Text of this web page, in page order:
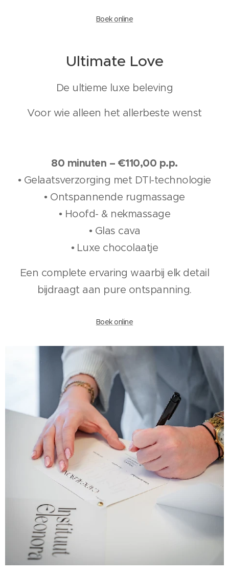
Boek online
Ultimate Love
De ultieme luxe beleving
Voor wie alleen het allerbeste wenst
80 minuten – €110,00 p.p.
• Gelaatsverzorging met DTI-technologie
• Ontspannende rugmassage
• Hoofd- & nekmassage
• Glas cava
• Luxe chocolaatje
Een complete ervaring waarbij elk detail
bijdraagt aan pure ontspanning.
Boek online